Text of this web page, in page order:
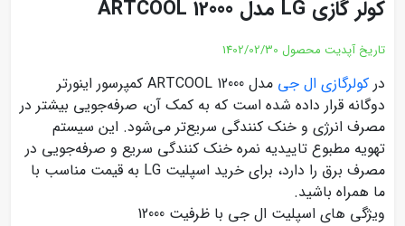
کولر گازی LG مدل ARTCOOL 12000
تاریخ آپدیت محصول 1402/02/30
در کولرگازی ال جی
مدل ARTCOOL 12000 کمپرسور اینورتر
دوگانه قرار داده شده است که به کمک آن، صرفه‌جویی بیشتر در
مصرف انرژی و خنک ‌کنندگی سریع‌تر می‌شود. این سیستم
تهویه مطبوع تاییدیه نمره خنک ‌کنندگی سریع و صرفه‌جویی در
مصرف برق را دارد، برای خرید اسپلیت LG به قیمت مناسب با
ما همراه باشید.
ویژگی های اسپلیت ال جی با ظرفیت 12000